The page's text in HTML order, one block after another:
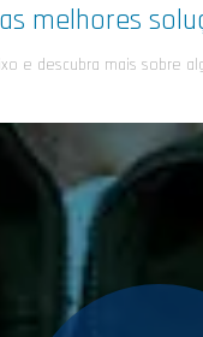
melhores
e descubra mais sobre